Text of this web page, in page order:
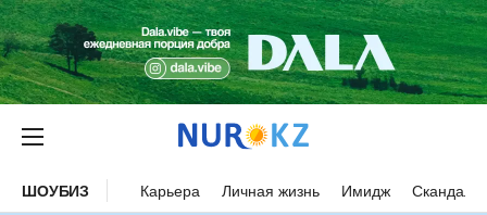
ШОУБИЗ Карьера Личная жизнь Имидж Скандалы